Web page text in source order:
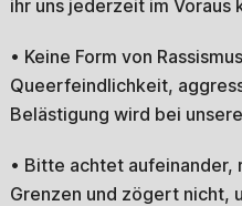
ihr uns jederzeit im Voraus
• Keine Form von
Queerfeindlichkeit,
Belästigung wird bei
• Bitte achtet
Grenzen und zögert nicht,